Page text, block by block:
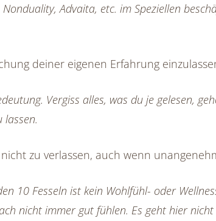
Advaita, etc. im Speziellen
deiner eigenen Erfahrung
Vergiss alles, was du je gelesen,
zu verlassen, auch wenn
10 Fesseln ist kein Wohlfühl- oder
nicht immer gut fühlen. Es geht hier